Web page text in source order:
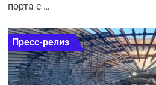
порта с …
Пресс-релиз